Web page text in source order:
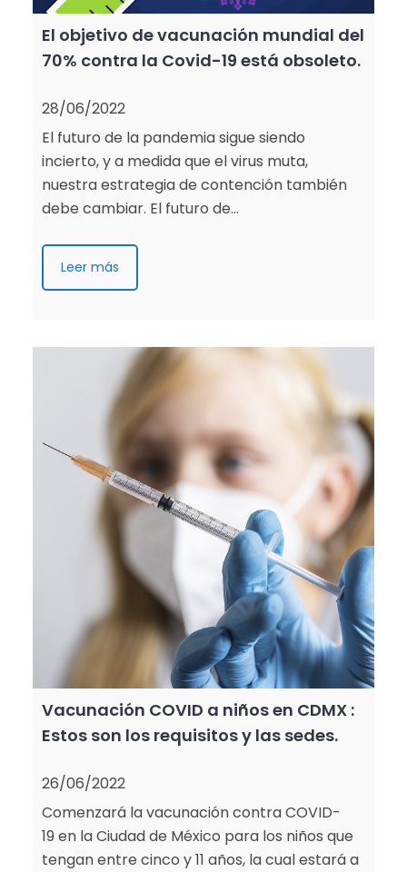
El objetivo de vacunación mundial del
70% contra la Covid-19 está obsoleto.
28/06/2022
El futuro de la pandemia sigue siendo
incierto, y a medida que el virus muta,
nuestra estrategia de contención también
debe cambiar. El futuro de…
Leer más
Vacunación COVID a niños en CDMX :
Estos son los requisitos y las sedes.
26/06/2022
Comenzará la vacunación contra COVID-
19 en la Ciudad de México para los niños que
tengan entre cinco y 11 años, la cual estará a